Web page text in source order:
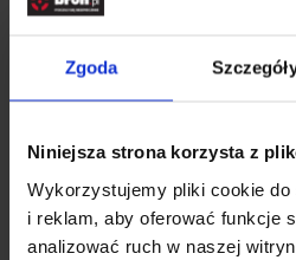
Zgoda
Niniejsza strona korzysta z
Wykorzystujemy pliki cookie
i reklam, aby oferować funkcje
analizować ruch w naszej
sprężynowym
, wówczas
gogli, maski, lub okularów.
Doreplik o napędzie
kapsułyCO2. Nie można
W przypadkureplik
będzie akumulator,
Reszta akcesoriów i